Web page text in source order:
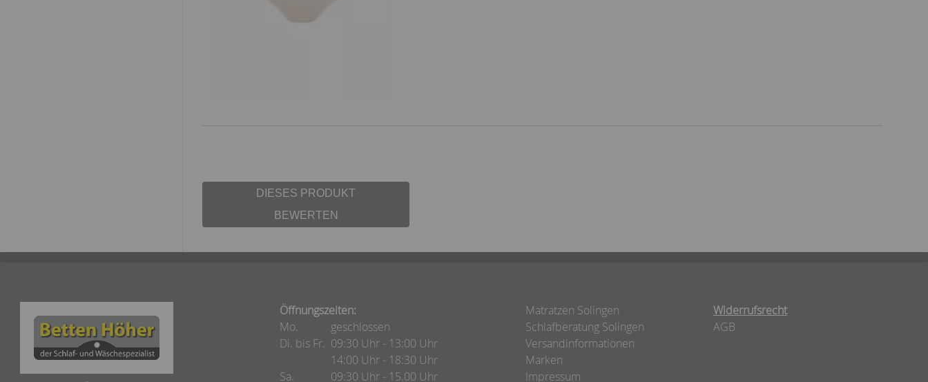
DIESES PRODUKT
BEWERTEN
Öffnungszeiten:
Mo.
geschlossen
Di. bis Fr. 09:30 Uhr - 13:00 Uhr
14:00 Uhr - 18:30 Uhr
Sa.
09:30 Uhr - 15.00 Uhr
Matratzen Solingen
Schlafberatung Solingen
Versandinformationen
Marken
Impressum
Widerrufsrecht
AGB